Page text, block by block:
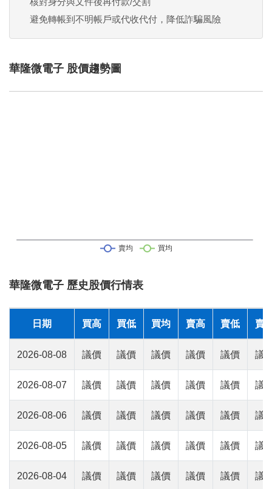
避免轉帳到不明帳戶或代收代付，降低詐騙風險
華隆微電子 股價趨勢圖
華隆微電子 歷史股價行情表
日期 買高 買低 買均 賣高 賣低 賣
2026-08-08 議價 議價 議價 議價 議價 議
2026-08-07 議價 議價 議價 議價 議價 議
2026-08-06 議價 議價 議價 議價 議價 議
2026-08-05 議價 議價 議價 議價 議價 議
2026-08-04 議價 議價 議價 議價 議價 議